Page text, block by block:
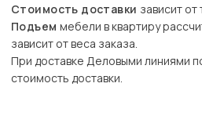
Стоимость доставки зависит
Подъем мебели в квартиру
зависит от веса заказа.
При доставке Деловыми линиями
стоимость доставки.